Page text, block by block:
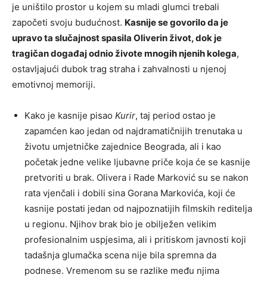
je uništilo prostor u kojem su mladi glumci trebali
započeti svoju budućnost. Kasnije se govorilo da je
upravo ta slučajnost spasila Oliverin život, dok je
tragičan događaj odnio živote mnogih njenih kolega,
ostavljajući dubok trag straha i zahvalnosti u njenoj
emotivnoj memoriji.
Kako je kasnije pisao Kurir, taj period ostao je
zapamćen kao jedan od najdramatičnijih trenutaka u
životu umjetničke zajednice Beograda, ali i kao
početak jedne velike ljubavne priče koja će se kasnije
pretvoriti u brak. Olivera i Rade Marković su se nakon
rata vjenčali i dobili sina Gorana Markovića, koji će
kasnije postati jedan od najpoznatijih filmskih reditelja
u regionu. Njihov brak bio je obilježen velikim
profesionalnim uspjesima, ali i pritiskom javnosti koji
tadašnja glumačka scena nije bila spremna da
podnese. Vremenom su se razlike među njima